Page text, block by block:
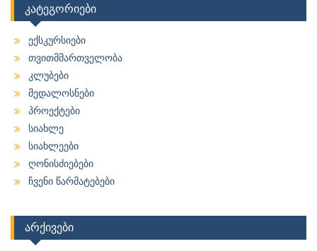
კატეგორიები
ექსკურსიები
თვითმმართველობა
კლუბები
მედალოსნები
პროექტები
სიახლე
სიახლეები
ღონისძიებები
ჩვენი წარმატებები
არქივები